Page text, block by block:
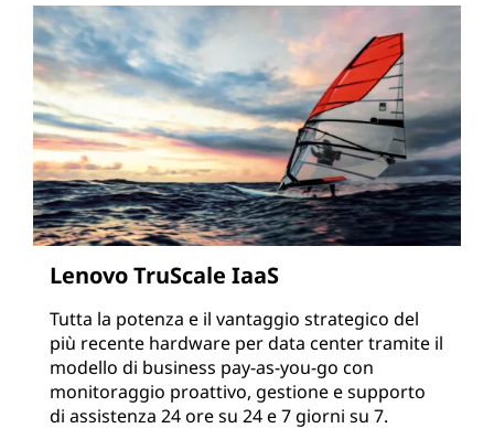
Lenovo TruScale IaaS
Tutta la potenza e il vantaggio strategico del
più recente hardware per data center tramite il
modello di business pay-as-you-go con
monitoraggio proattivo, gestione e supporto
di assistenza 24 ore su 24 e 7 giorni su 7.